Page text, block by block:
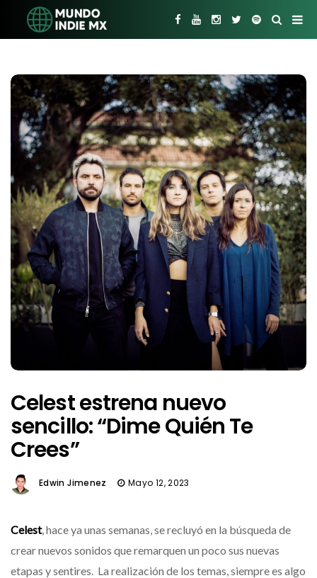
Celest estrena nuevo
sencillo: “Dime Quién Te
Crees”
Edwin Jimenez Mayo 12, 2023
Celest, hace ya unas semanas, se recluyó en la búsqueda de
crear nuevos sonidos que remarquen un poco sus nuevas
etapas y sentires. La realización de los temas, siempre es algo